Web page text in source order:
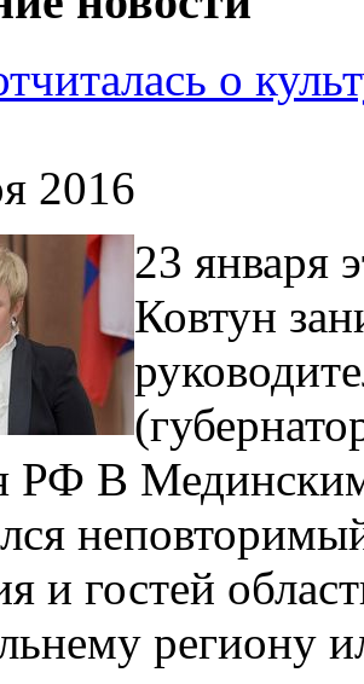
о
2016
23 января
Ковтун
РФ В
и гостей
региону